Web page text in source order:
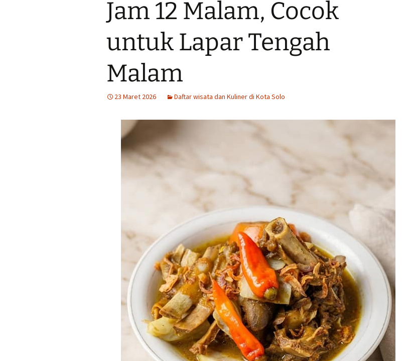
Tempat Makan Ideal
Dekat Masjid Sheikh
Tengkleng solo Bu Jito
Dlidir Klasik Legendaris
Kuliner Malam Solo Murah
Sate Kambing Solo
Jam 12 Malam, Cocok
untuk Lapar Tengah
Malam
23 Maret 2026 Daftar wisata dan Kuliner di Kota Solo